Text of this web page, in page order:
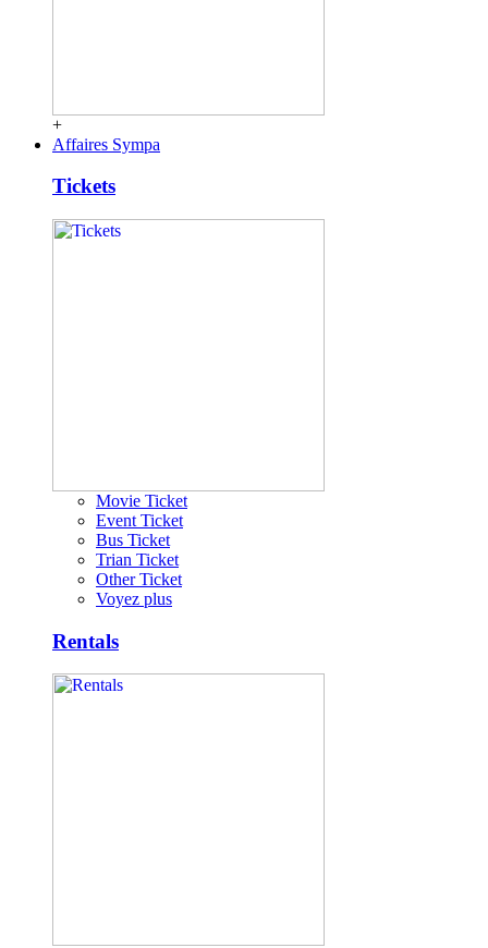
+
Affaires Sympa
Tickets
Movie Ticket
Event Ticket
Bus Ticket
Trian Ticket
Other Ticket
Voyez plus
Rentals